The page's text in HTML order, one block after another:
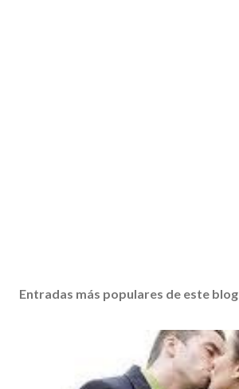
Entradas más populares de este blog